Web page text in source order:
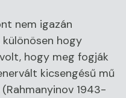
nem igazán
hogy
hogy meg fogják
kicsengésű mű
1943-